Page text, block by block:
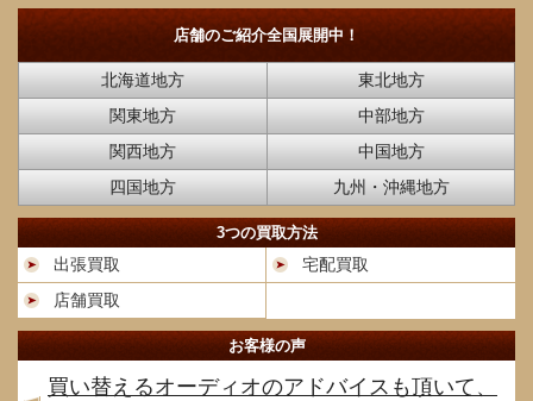
店舗のご紹介全国展開中！
北海道地方
東北地方
関東地方
中部地方
関西地方
中国地方
四国地方
九州・沖縄地方
3つの買取方法
出張買取
宅配買取
店舗買取
お客様の声
買い替えるオーディオのアドバイスも頂いて、